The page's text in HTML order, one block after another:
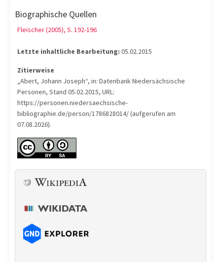
Biographische Quellen
Fleischer (2005), S. 192-196
Letzte inhaltliche Bearbeitung: 05.02.2015
Zitierweise
„Abert, Johann Joseph“, in: Datenbank Niedersächsische
Personen, Stand 05.02.2015, URL:
https://personen.niedersaechsische-
bibliographie.de/person/1786828014/ (aufgerufen am
07.08.2026).